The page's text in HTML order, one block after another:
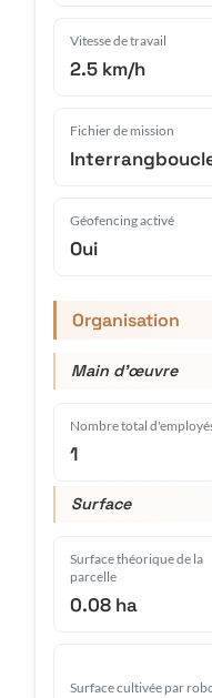
Vitesse de travail
2.5 km/h
Fichier de mission
Géofencing activé
Oui
Organisation
Main d'œuvre
Nombre total
1
Surface
Surface théorique de la
parcelle
0.08 ha
Surface cultivée par